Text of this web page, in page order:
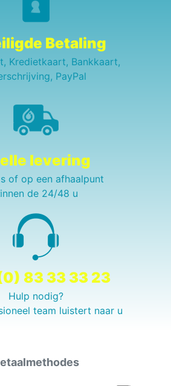
Betaling
Kredietkaart, Bankkaart,
PayPal
levering
of op een afhaalpunt
de 24/48 u
83 33 33 23
Hulp nodig?
team luistert naar u